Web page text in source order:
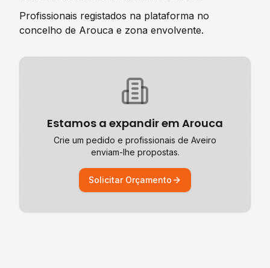
Profissionais registados na plataforma no
concelho de Arouca e zona envolvente.
Estamos a expandir em Arouca
Crie um pedido e profissionais de Aveiro
enviam-lhe propostas.
Solicitar Orçamento